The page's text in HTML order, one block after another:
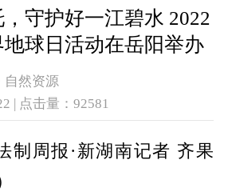
守护好一江碧水 2022
球日活动在岳阳举办
自然资源
| 点击量：92581
制周报·新湖南记者 齐果